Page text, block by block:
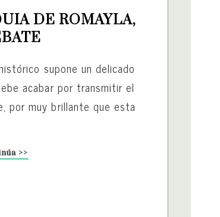
DE ROMAYLA,
supone un delicado
acabar por transmitir el
por muy brillante que esta
>>